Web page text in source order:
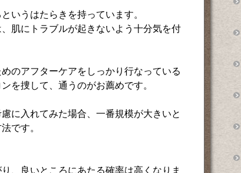
いうはたらきを持っています。
肌にトラブルが起きないよう十分気を付
のアフターケアをしっかり行なっている
を捜して、通うのがお薦めです。
に入れてみた場合、一番規模が大きいと
です。
、良いところにあたる確率は高くなりま